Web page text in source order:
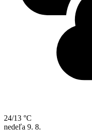
24/13 °C
nedeľa 9. 8.